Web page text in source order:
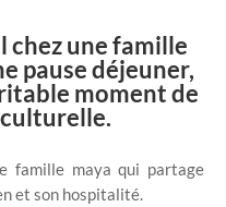
chez une famille
pause déjeuner,
moment de
famille maya qui partage
et son hospitalité.